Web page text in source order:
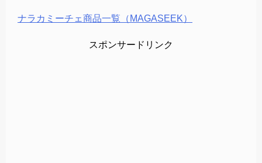
ナラカミーチェ商品一覧（MAGASEEK）
スポンサードリンク